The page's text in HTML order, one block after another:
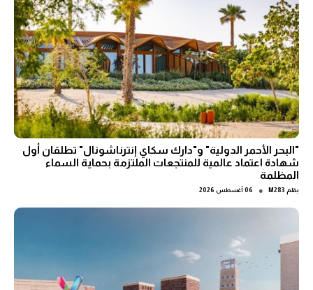
"البحر الأحمر الدولية" و"دارك سكاي إنترناشونال" تطلقان أول
شهادة اعتماد عالمية للمنتجعات الملتزمة بحماية السماء
المظلمة
بقلم M283
● 06 أغسطس 2026